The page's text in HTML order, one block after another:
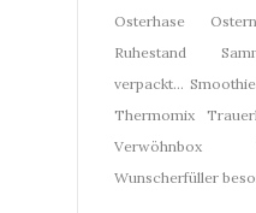
Osterhase
Ostern
Ruhestand
verpackt...
Thermomix
Verwöhnbox
Wunscherfüller